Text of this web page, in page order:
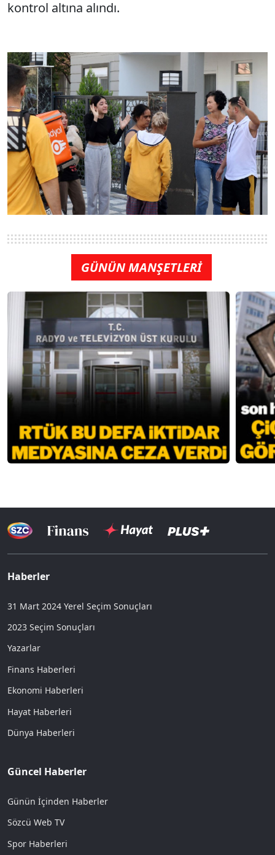
kontrol altına alındı.
GÜNÜN MANŞETLERİ
Haberler
31 Mart 2024 Yerel Seçim Sonuçları
2023 Seçim Sonuçları
Yazarlar
Finans Haberleri
Ekonomi Haberleri
Hayat Haberleri
Dünya Haberleri
Güncel Haberler
Günün İçinden Haberler
Sözcü Web TV
Spor Haberleri